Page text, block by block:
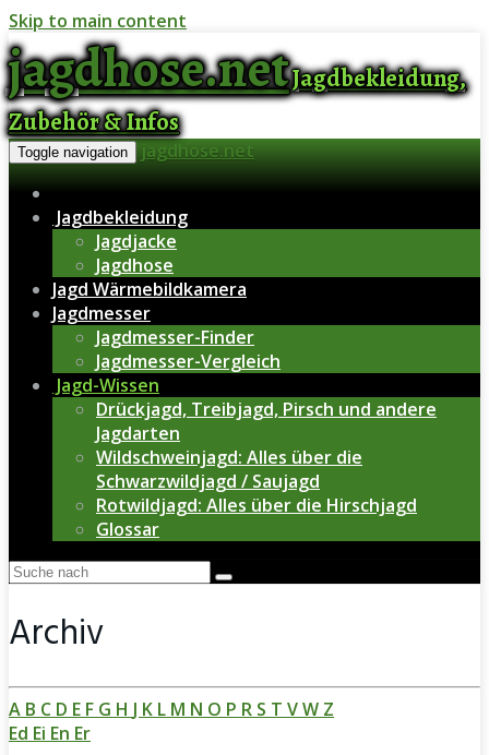
Skip to main content
jagdhose.netJagdbekleidung,
Zubehör & Infos
Toggle navigation jagdhose.net
Jagdbekleidung
Jagdjacke
Jagdhose
Jagd Wärmebildkamera
Jagdmesser
Jagdmesser-Finder
Jagdmesser-Vergleich
Jagd-Wissen
Drückjagd, Treibjagd, Pirsch und andere
Jagdarten
Wildschweinjagd: Alles über die
Schwarzwildjagd / Saujagd
Rotwildjagd: Alles über die Hirschjagd
Glossar
Archiv
A B C D E F G H J K L M N O P R S T VW Z
Ed Ei En Er